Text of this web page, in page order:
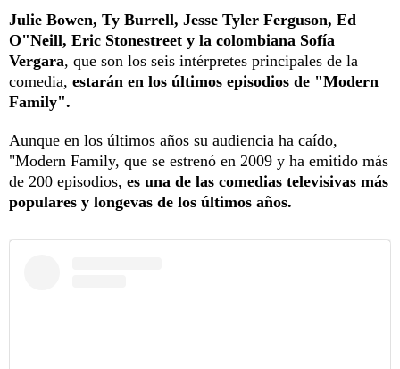
Julie Bowen, Ty Burrell, Jesse Tyler Ferguson, Ed
O"Neill, Eric Stonestreet y la colombiana Sofía
Vergara, que son los seis intérpretes principales de la
comedia, estarán en los últimos episodios de "Modern
Family".
Aunque en los últimos años su audiencia ha caído,
"Modern Family, que se estrenó en 2009 y ha emitido más
de 200 episodios, es una de las comedias televisivas más
populares y longevas de los últimos años.